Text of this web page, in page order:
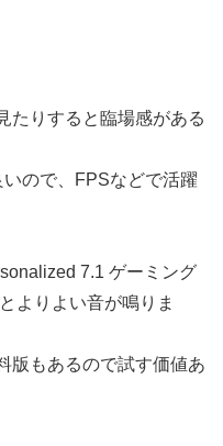
たりすると臨場感がある
ので、FPSなどで活躍
7.1 ゲーミング
よりよい音が鳴りま
版もあるので試す価値あ